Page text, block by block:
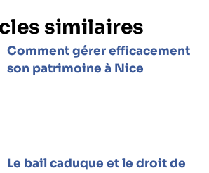
similaires
Comment gérer efficacement
son patrimoine à Nice
Le bail caduque et le droit de